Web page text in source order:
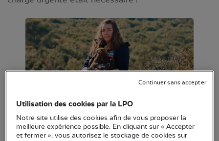
Thomas
Utilisation des cookies par la LPO
Notre site utilise des cookies afin de vous proposer la
meilleure expérience possible. En cliquant sur « Accepter
et fermer », vous autorisez le stockage de cookies sur
Continuer sans accepter